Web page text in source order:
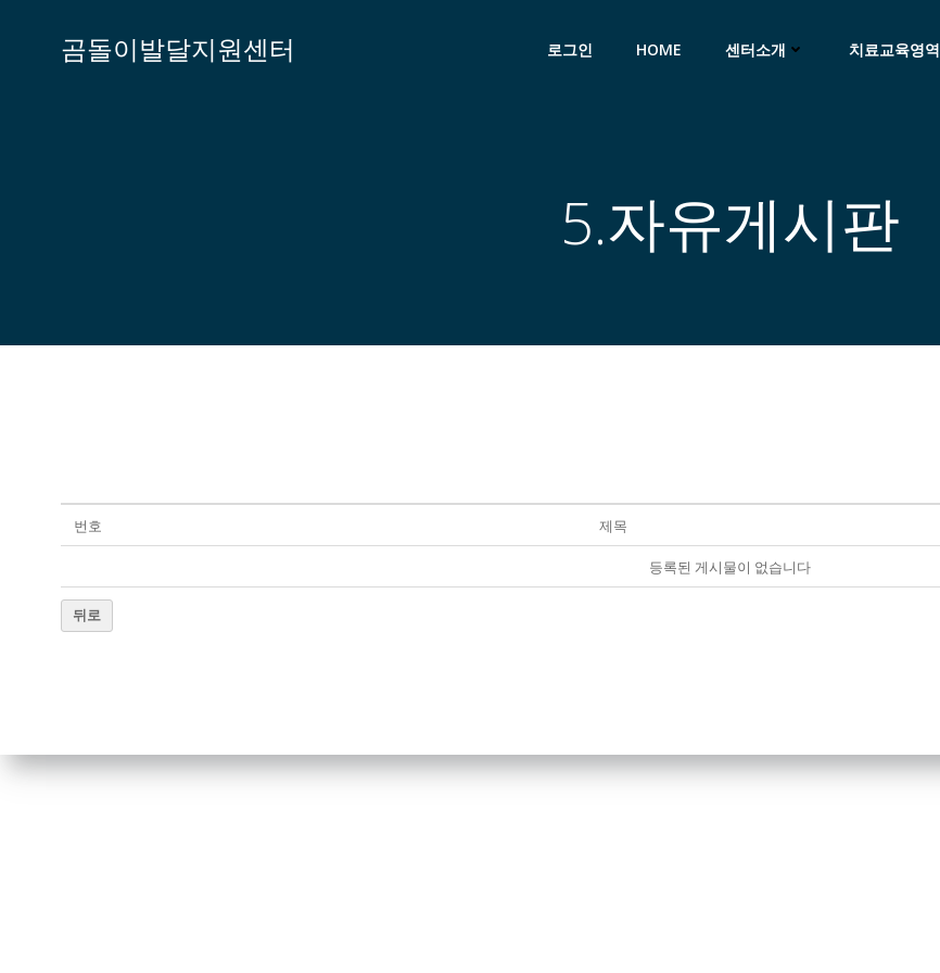
곰돌이발달지원센터 로그인 HOME 센터소개 치료교육영역
5.자유게시판
번호 제목
등록된 게시물이 없습니다
뒤로